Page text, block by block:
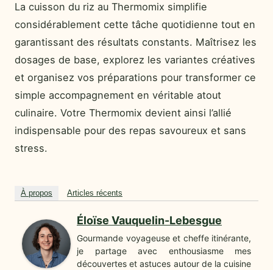
La cuisson du riz au Thermomix simplifie
considérablement cette tâche quotidienne tout en
garantissant des résultats constants. Maîtrisez les
dosages de base, explorez les variantes créatives
et organisez vos préparations pour transformer ce
simple accompagnement en véritable atout
culinaire. Votre Thermomix devient ainsi l’allié
indispensable pour des repas savoureux et sans
stress.
À propos Articles récents
Éloïse Vauquelin-Lebesgue
Gourmande voyageuse et cheffe itinérante,
je partage avec enthousiasme mes
découvertes et astuces autour de la cuisine